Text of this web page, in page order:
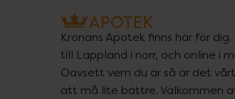
Kronans Apotek finns här för
till Lappland i norr, och online i
Oavsett vem du är så är det
att må lite bättre. Välkommen